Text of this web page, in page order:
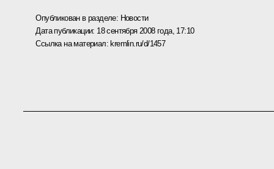
Опубликован в разделе: Новости
Дата публикации: 18 сентября 2008 года, 17:10
Ссылка на материал:kremlin.ru/d/1457